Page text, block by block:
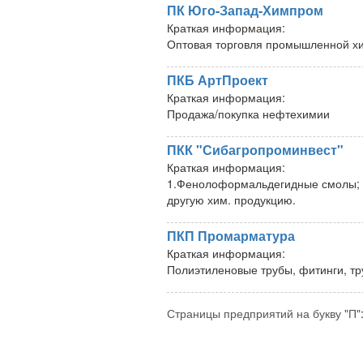
ПК Юго-Запад-Химпром
Краткая информация:
Оптовая торговля промышленной
ПКБ АртПроект
Краткая информация:
Продажа/покупка нефтехимии
ПКК "Сибагропроминвест"
Краткая информация:
1.Фенолоформальдегидные
другую хим. продукцию.
ПКП Промарматура
Краткая информация:
Полиэтиленовые трубы, фитинги,
Страницы предприятий на букву "П"